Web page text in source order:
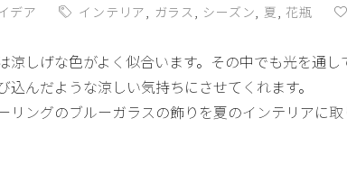
デア インテリア, ガラス , シーズン, 夏, 花瓶
涼しげな色がよく似合います。その中でも光を通
込んだような涼しい気持ちにさせてくれます。
リングのブルーガラスの飾りを夏のインテリアに取